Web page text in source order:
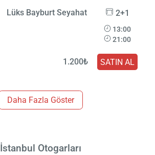
Lüks Bayburt Seyahat 2+1
13:00
21:00
1.200₺ SATIN AL
Daha Fazla Göster
İstanbul Otogarları